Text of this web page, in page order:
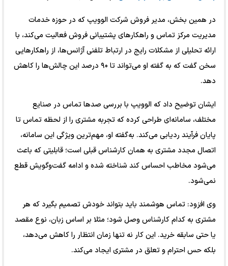
در همین بخش، مدیر فروش شرکت الوویپ که در حوزه خدمات
مدیریت مرکز تماس و راهکارهای پشتیبانی فروش فعالیت می‌کند، با
ارائه تحلیلی از مشکلات رایج در ارتباط تلفنی آژانس‌ها، از راهکارهایی
سخن گفت که به گفته او می‌تواند تا ۹۰ درصد این چالش‌ها را کاهش
دهد.
ایشان توضیح داد که الوویپ با بررسی صدها تماس در صنایع
مختلف، سامانه‌ای طراحی کرده که تجربه مشتری را از لحظه تماس تا
پایان فرآیند ردیابی می‌کند. به‌گفته او، مهم‌ترین ویژگی این سامانه،
اتصال مجدد مشتری به همان کارشناس قبلی است؛ قابلیتی که باعث
می‌شود مخاطب احساس کند شناخته شده و ادامه گفت‌وگویش قطع
نمی‌شود.
وی افزود: تماس هوشمند باید بتواند خودش تصمیم بگیرد که هر
مشتری به کدام کارشناس وصل شود؛ مثلا بر اساس زبان، نوع مقصد
یا حتی سابقه خرید. این کار نه‌ تنها زمان انتظار را کاهش می‌دهد،
بلکه حس احترام و تعلق در مشتری ایجاد می‌کند.